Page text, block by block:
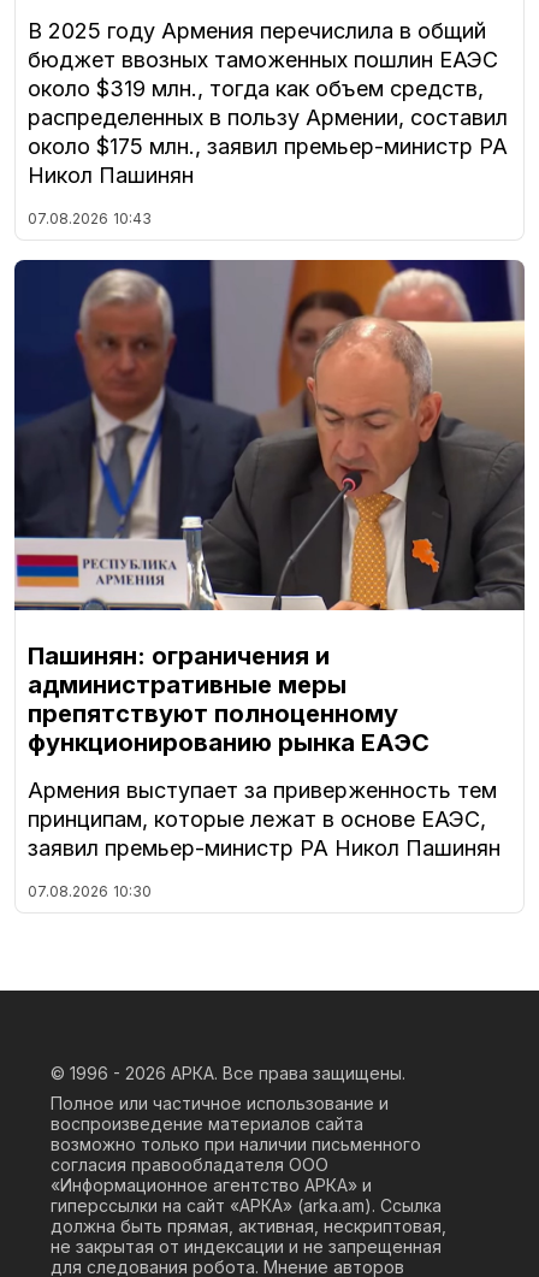
В 2025 году Армения перечислила в общий
бюджет ввозных таможенных пошлин ЕАЭС
около $319 млн., тогда как объем средств,
распределенных в пользу Армении, составил
около $175 млн., заявил премьер-министр РА
Никол Пашинян
07.08.2026 10:43
Пашинян: ограничения и
административные меры
препятствуют полноценному
функционированию рынка ЕАЭС
Армения выступает за приверженность тем
принципам, которые лежат в основе ЕАЭС,
заявил премьер-министр РА Никол Пашинян
07.08.2026 10:30
© 1996 - 2026 АРКА. Все права защищены.
Полное или частичное использование и
воспроизведение материалов сайта
возможно только при наличии письменного
согласия правообладателя ООО
«Информационное агентство АРКА» и
гиперссылки на сайт «АРКА» (arka.am). Ссылка
должна быть прямая, активная, нескриптовая,
не закрытая от индексации и не запрещенная
для следования робота. Мнение авторов